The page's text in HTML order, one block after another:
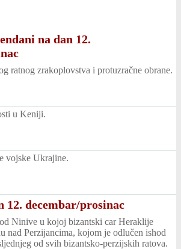
na dan 12.
ratnog zrakoplovstva i protuzračne obrane.
u Keniji.
vojske Ukrajine.
12. decembar/prosinac
Ninive u kojoj bizantski car Heraklije
nad Perzijancima, kojom je odlučen ishod
od svih bizantsko-perzijskih ratova.